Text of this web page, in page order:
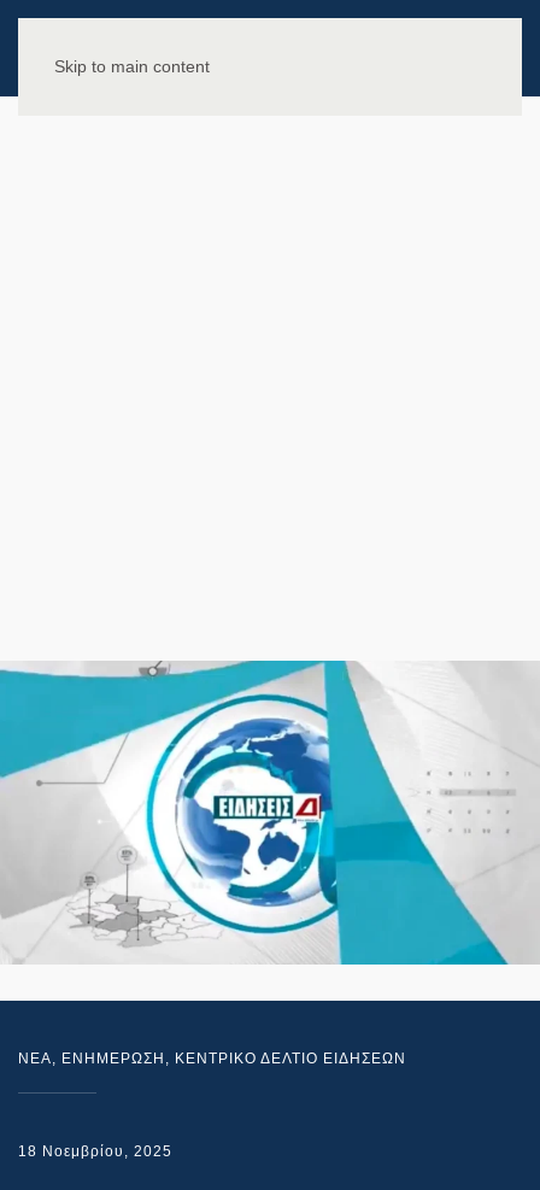
Skip to main content
NEA, ΕΝΗΜΕΡΩΣΗ , ΚΕΝΤΡΙΚΟ ΔΕΛΤΙΟ ΕΙΔΗΣΕΩΝ
18 Νοεμβρίου, 2025